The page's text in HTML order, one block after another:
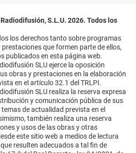
S.L.U. 2026. Todos los
los derechos tanto sobre programas
que formen parte de ellos,
publicados en esta página web.
SLU ejerce la oposición
obras y prestaciones en la elaboración
en el artículo 32.1 del TRLPI.
SLU realiza la reserva expresa
y comunicación pública de sus
de actualidad prevista en el
también realiza una reserva
y usos de las obras y otras
este sitio web a medios de lectura
resulten adecuados a tal fin de